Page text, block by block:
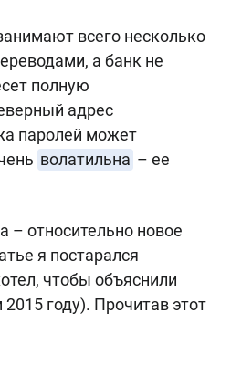
всего несколько
а банк не
полную
адрес
паролей может
волатильна – ее
– относительно новое
я постарался
чтобы объяснили
году). Прочитав этот